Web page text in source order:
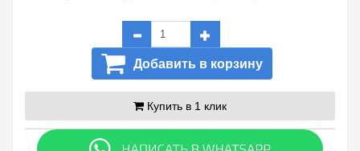
Добавить в корзину
Купить в 1 клик